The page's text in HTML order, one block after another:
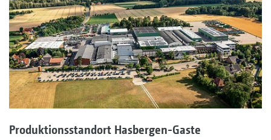
Produktionsstandort Hasbergen-Gaste